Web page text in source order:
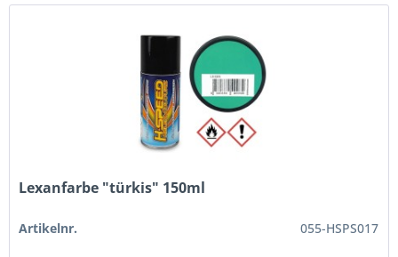
Lexanfarbe "türkis" 150ml
Artikelnr. 055-HSPS017